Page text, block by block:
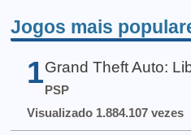
Jogos mais
1 Grand Theft Auto:
PSP
Visualizado 1.884.107 vezes